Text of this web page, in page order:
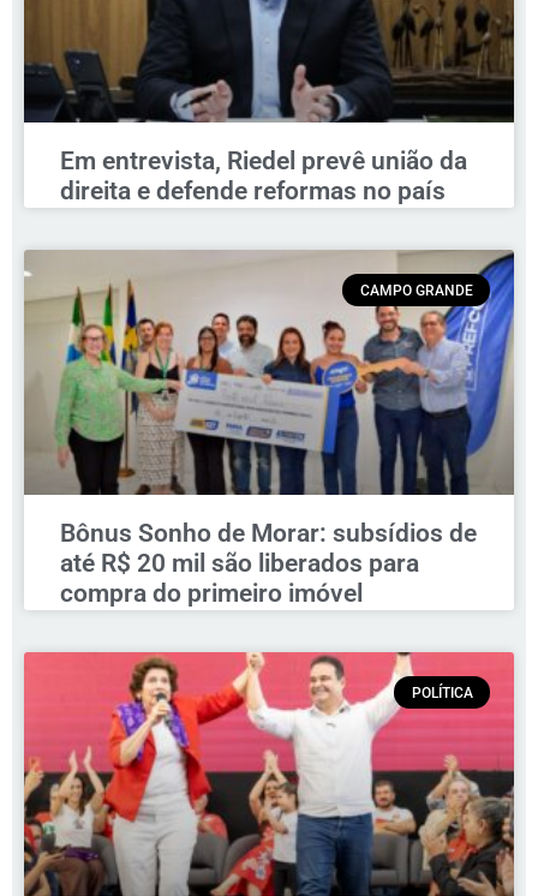
Em entrevista, Riedel prevê união da
direita e defende reformas no país
CAMPO GRANDE
Bônus Sonho de Morar: subsídios de
até R$ 20 mil são liberados para
compra do primeiro imóvel
POLÍTICA